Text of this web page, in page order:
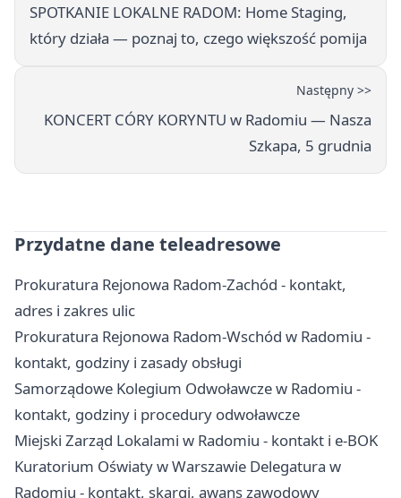
SPOTKANIE LOKALNE RADOM: Home Staging,
który działa — poznaj to, czego większość pomija
Następny >>
KONCERT CÓRY KORYNTU w Radomiu — Nasza
Szkapa, 5 grudnia
Przydatne dane teleadresowe
Prokuratura Rejonowa Radom-Zachód - kontakt,
adres i zakres ulic
Prokuratura Rejonowa Radom-Wschód w Radomiu -
kontakt, godziny i zasady obsługi
Samorządowe Kolegium Odwoławcze w Radomiu -
kontakt, godziny i procedury odwoławcze
Miejski Zarząd Lokalami w Radomiu - kontakt i e-BOK
Kuratorium Oświaty w Warszawie Delegatura w
Radomiu - kontakt, skargi, awans zawodowy